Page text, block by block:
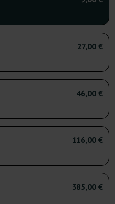
27,00 €
46,00 €
116,00 €
385,00 €